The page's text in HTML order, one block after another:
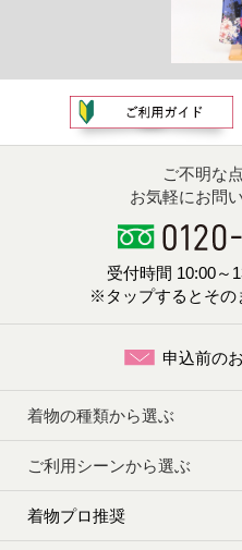
ご不明な
お気軽にお問
受付時間 10:00～
※タップするとその
申込前の
着物の種類から選ぶ
ご利用シーンから選ぶ
着物プロ推奨